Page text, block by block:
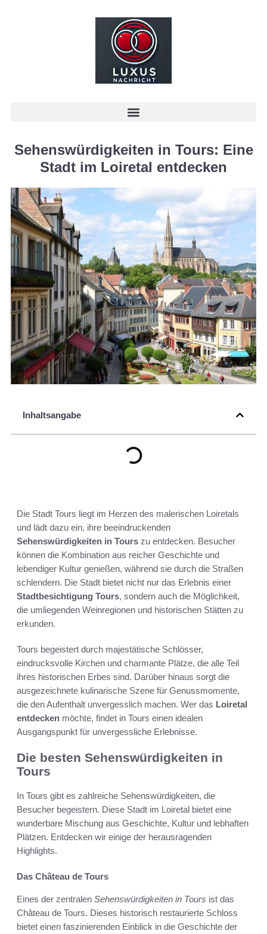
Sehenswürdigkeiten in Tours: Eine
Stadt im Loiretal entdecken
Inhaltsangabe
Die Stadt Tours liegt im Herzen des malerischen Loiretals
und lädt dazu ein, ihre beeindruckenden
Sehenswürdigkeiten in Tours zu entdecken. Besucher
können die Kombination aus reicher Geschichte und
lebendiger Kultur genießen, während sie durch die Straßen
schlendern. Die Stadt bietet nicht nur das Erlebnis einer
Stadtbesichtigung Tours, sondern auch die Möglichkeit,
die umliegenden Weinregionen und historischen Stätten zu
erkunden.
Tours begeistert durch majestätische Schlösser,
eindrucksvolle Kirchen und charmante Plätze, die alle Teil
ihres historischen Erbes sind. Darüber hinaus sorgt die
ausgezeichnete kulinarische Szene für Genussmomente,
die den Aufenthalt unvergesslich machen. Wer das Loiretal
entdecken möchte, findet in Tours einen idealen
Ausgangspunkt für unvergessliche Erlebnisse.
Die besten Sehenswürdigkeiten in
Tours
In Tours gibt es zahlreiche Sehenswürdigkeiten, die
Besucher begeistern. Diese Stadt im Loiretal bietet eine
wunderbare Mischung aus Geschichte, Kultur und lebhaften
Plätzen. Entdecken wir einige der herausragenden
Highlights.
Das Château de Tours
Eines der zentralen Sehenswürdigkeiten in Tours ist das
Château de Tours. Dieses historisch restaurierte Schloss
bietet einen faszinierenden Einblick in die Geschichte der